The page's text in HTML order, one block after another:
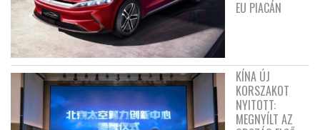
EU PIACÁN
KÍNA ÚJ
KORSZAKOT
NYITOTT:
MEGNYÍLT AZ